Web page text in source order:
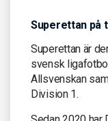
Superettan på
Superettan är
svensk
Allsvenskan
Division 1.